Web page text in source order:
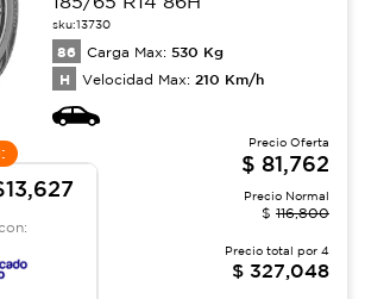
sku:13730
86 Carga Max: 530 Kg
H Velocidad Max: 210 Km/h
Precio Oferta
$ 81,762
Precio Normal
$ 116,800
Precio total por 4
$ 327,048